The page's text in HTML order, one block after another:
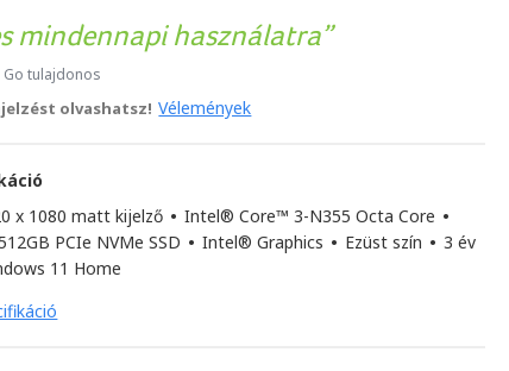
mindennapi használatra
Go tulajdonos
olvashatsz! Vélemények
x 1080 matt kijelző • Intel® Core™ 3-N355 Octa Core •
PCIe NVMe SSD • Intel® Graphics • Ezüst szín • 3 év
11 Home